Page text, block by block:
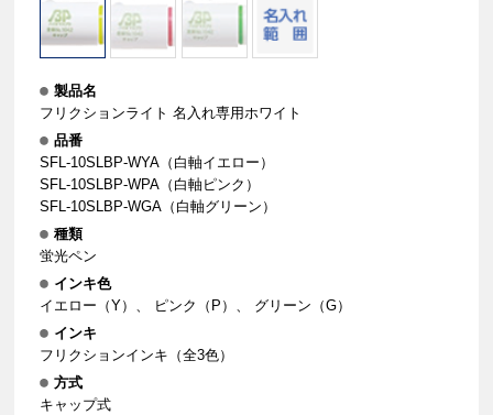
製品名
フリクションライト 名入れ専用ホワイト
品番
SFL-10SLBP-WYA（白軸イエロー）
SFL-10SLBP-WPA（白軸ピンク）
SFL-10SLBP-WGA（白軸グリーン）
種類
蛍光ペン
インキ色
イエロー（Y）、 ピンク（P）、 グリーン（G）
インキ
フリクションインキ（全3色）
方式
キャップ式